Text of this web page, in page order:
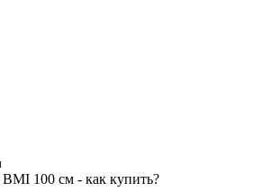
100 см - как купить?